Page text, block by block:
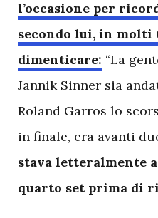
l’occasione per
secondo lui, in molti
dimenticare: “La
Jannik Sinner sia
Roland Garros lo
in finale, era avanti
stava letteralmente
quarto set prima di